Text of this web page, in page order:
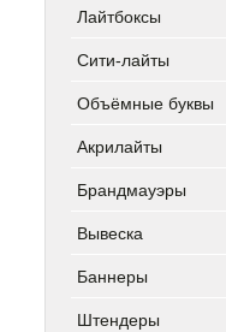
Лайтбоксы
Сити-лайты
Объёмные буквы
Акрилайты
Брандмауэры
Вывеска
Баннеры
Штендеры